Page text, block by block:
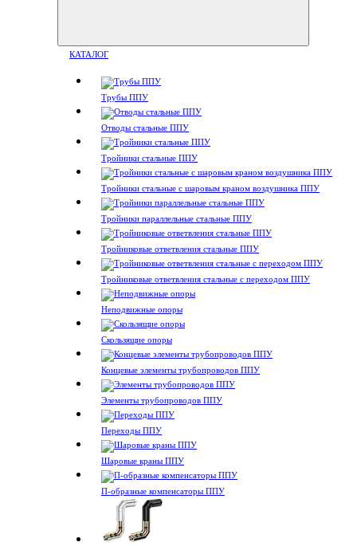
КАТАЛОГ
Трубы ППУ
Отводы стальные ППУ
Тройники стальные ППУ
Тройники стальные с шаровым краном воздушника ППУ
Тройники параллельные стальные ППУ
Тройниковые ответвления стальные ППУ
Тройниковые ответвления стальные с переходом ППУ
Неподвижные опоры
Скользящие опоры
Концевые элементы трубопроводов ППУ
Элементы трубопроводов ППУ
Переходы ППУ
Шаровые краны ППУ
П-образные компенсаторы ППУ